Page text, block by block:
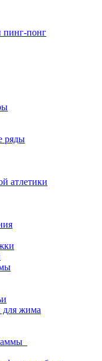
пинг-понг
ряды
атлетики
для жима